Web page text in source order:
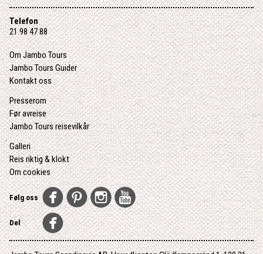
Telefon
21 98 47 88
Om Jambo Tours
Jambo Tours Guider
Kontakt oss
Presserom
Før avreise
Jambo Tours reisevilkår
Galleri
Reis riktig & klokt
Om cookies
Følg oss
Del